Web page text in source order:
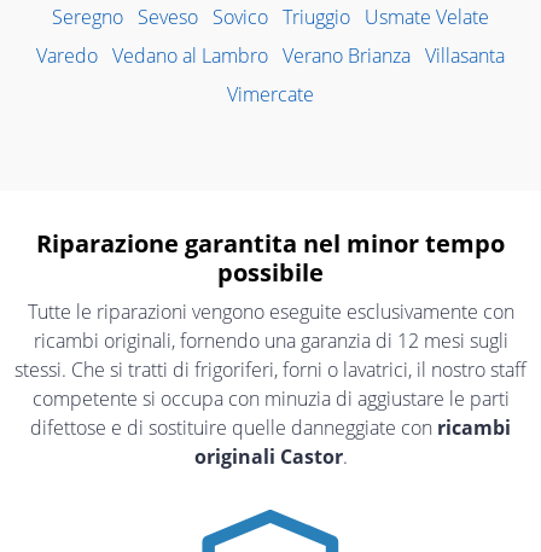
Seregno Seveso Sovico Triuggio Usmate Velate
Varedo Vedano al Lambro Verano Brianza Villasanta
Vimercate
Riparazione garantita nel minor tempo
possibile
Tutte le riparazioni vengono eseguite esclusivamente con
ricambi originali, fornendo una garanzia di 12 mesi sugli
stessi. Che si tratti di frigoriferi, forni o lavatrici, il nostro staff
competente si occupa con minuzia di aggiustare le parti
difettose e di sostituire quelle danneggiate con ricambi
originali Castor.